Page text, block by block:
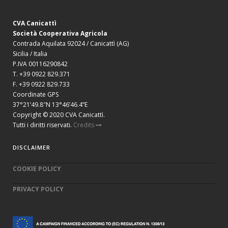
CVA Canicattì
Società Cooperativa Agricola
Contrada Aquilata 92024 / Canicattì (AG)
Sicilia / Italia
P.IVA 00116290842
T. +39 0922 829.371
F. +39 0922 829.733
Coordinate GPS
37°21’49.8″N 13°46’46.4”E
Copyright © 2020 CVA Canicattì.
Tutti i diritti riservati. Credits
DISCLAIMER
COOKIE POLICY
PRIVACY POLICY